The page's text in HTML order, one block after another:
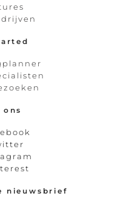
ons
nieuwsbrief